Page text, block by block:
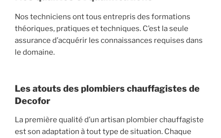
Nos techniciens ont tous entrepris des formations
théoriques, pratiques et techniques. C’est la seule
assurance d’acquérir les connaissances requises dans
le domaine.
Les atouts des plombiers chauffagistes de
Decofor
La première qualité d’un artisan plombier chauffagiste
est son adaptation à tout type de situation. Chaque